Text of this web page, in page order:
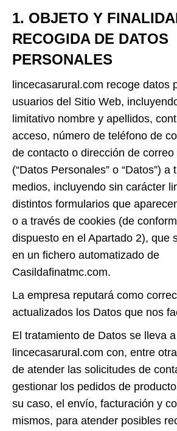
1. OBJETO Y
RECOGIDA DE DATOS
PERSONALES
lincecasarural.com recoge datos
usuarios del Sitio Web,
limitativo nombre y apellidos,
acceso, número de teléfono de
de contacto o dirección de
(“Datos Personales” o “Datos”)
medios, incluyendo sin carácter
distintos formularios que
o a través de cookies (de
dispuesto en el Apartado 2), que
en un fichero automatizado de
Casildafinatmc.com.
La empresa reputará como
actualizados los Datos que nos
El tratamiento de Datos se lleva
lincecasarural.com con, entre
de atender las solicitudes de
gestionar los pedidos de
su caso, el envío, facturación y
mismos, para atender posibles